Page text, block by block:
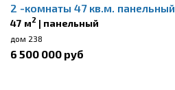
2 -комнаты 47 кв.м. панельный
47 м2 | панельный
дом 238
6 500 000 руб